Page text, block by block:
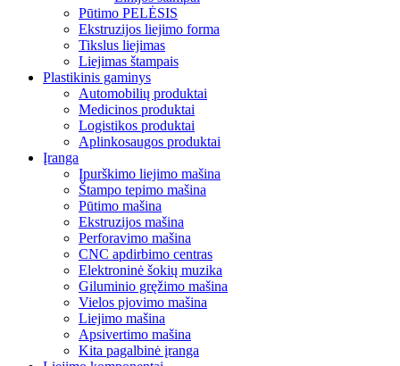
Pūtimo PELĖSIS
Ekstruzijos liejimo forma
Tikslus liejimas
Liejimas štampais
Plastikinis gaminys
Automobilių produktai
Medicinos produktai
Logistikos produktai
Aplinkosaugos produktai
Įranga
Įpurškimo liejimo mašina
Štampo tepimo mašina
Pūtimo mašina
Ekstruzijos mašina
Perforavimo mašina
CNC apdirbimo centras
Elektroninė šokių muzika
Giluminio gręžimo mašina
Vielos pjovimo mašina
Liejimo mašina
Apsivertimo mašina
Kita pagalbinė įranga